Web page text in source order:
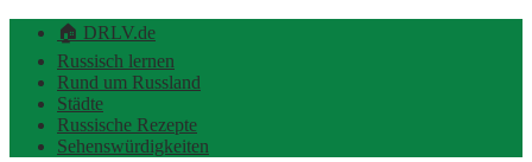
🏠 DRLV.de
Russisch lernen
Rund um Russland
Städte
Russische Rezepte
Sehenswürdigkeiten